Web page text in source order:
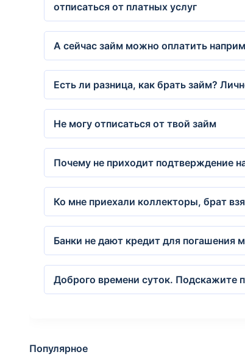
отписаться от платных услуг
А сейчас займ можно оплатить
Есть ли разница, как брать займ?
Не могу отписаться от твой займ
Почему не приходит подтверждение
Ко мне приехали коллекторы, брат
Банки не дают кредит для погашения
Доброго времени суток. Подскажите
Популярное